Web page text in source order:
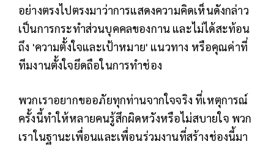
อย่างตรงไปตรงมาว่าการแสดงความคิดเห็นดังกล่าว
เป็นการกระทำส่วนบุคคลของกาน และไม่ได้สะท้อน
ถึง 'ความตั้งใจและเป้าหมาย' แนวทาง หรือคุณค่าที่
ทีมงานตั้งใจยึดถือในการทำช่อง
พวกเราอยากขออภัยทุกท่านจากใจจริง ที่เหตุการณ์
ครั้งนี้ทำให้หลายคนรู้สึกผิดหวังหรือไม่สบายใจ พวก
เราในฐานะเพื่อนและเพื่อนร่วมงานที่สร้างช่องนี้มา